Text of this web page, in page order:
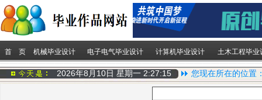
首 页 机械毕业设计 电子电气毕业设计 计算机毕业设计 土木工程毕业
2026年8月10日 星期一 2:27:15 您现在所在的位置